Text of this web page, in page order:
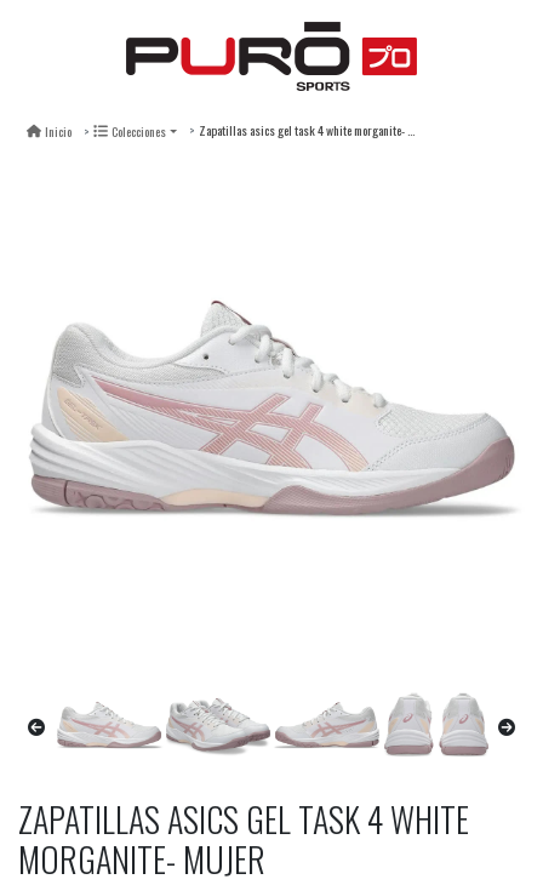
Inicio Colecciones Zapatillas asics gel task 4 white morganite- mujer
ZAPATILLAS ASICS GEL TASK 4 WHITE
MORGANITE- MUJER